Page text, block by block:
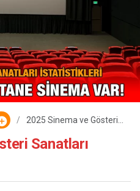
2025 Sinema ve Gösteri
Sanatları